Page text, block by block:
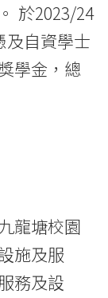
於2023/24
及自資學士
學金，總
龍塘校園
施及服
務及設